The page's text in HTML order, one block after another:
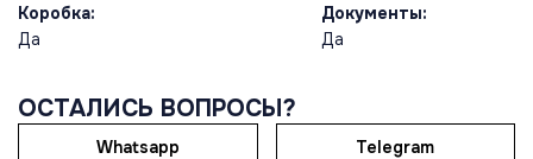
Коробка:
Да
Документы:
Да
ОСТАЛИСЬ ВОПРОСЫ?
Whatsapp Telegram